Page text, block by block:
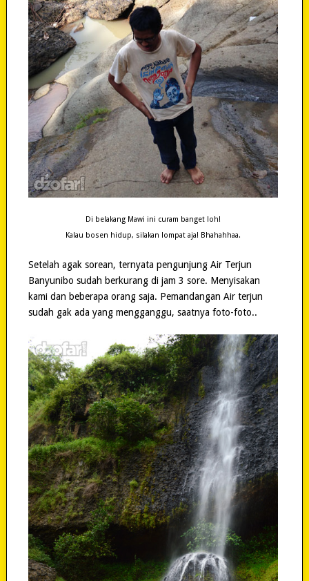
Di belakang Mawi ini curam banget loh!
Kalau bosen hidup, silakan lompat aja! Bhahahhaa.
Setelah agak sorean, ternyata pengunjung Air Terjun
Banyunibo sudah berkurang di jam 3 sore. Menyisakan
kami dan beberapa orang saja. Pemandangan Air terjun
sudah gak ada yang mengganggu, saatnya foto-foto..